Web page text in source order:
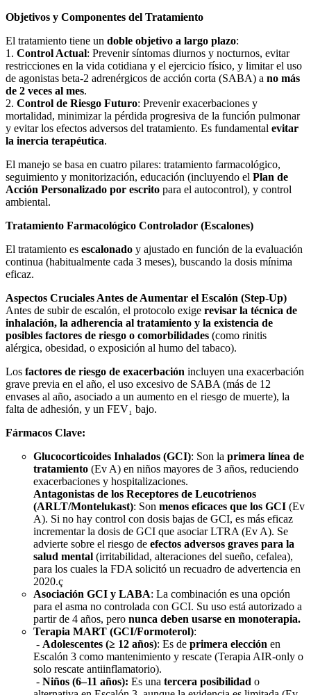
Objetivos y Componentes del Tratamiento
El tratamiento tiene un doble objetivo a largo plazo:
1. Control Actual: Prevenir síntomas diurnos y nocturnos, evitar
restricciones en la vida cotidiana y el ejercicio físico, y limitar el uso
de agonistas beta-2 adrenérgicos de acción corta (SABA) a no más
de 2 veces al mes.
2. Control de Riesgo Futuro: Prevenir exacerbaciones y
mortalidad, minimizar la pérdida progresiva de la función pulmonar
y evitar los efectos adversos del tratamiento. Es fundamental evitar
la inercia terapéutica.
El manejo se basa en cuatro pilares: tratamiento farmacológico,
seguimiento y monitorización, educación (incluyendo el Plan de
Acción Personalizado por escrito para el autocontrol), y control
ambiental.
Tratamiento Farmacológico Controlador (Escalones)
El tratamiento es escalonado y ajustado en función de la evaluación
continua (habitualmente cada 3 meses), buscando la dosis mínima
eficaz.
Aspectos Cruciales Antes de Aumentar el Escalón (Step-Up)
Antes de subir de escalón, el protocolo exige revisar la técnica de
inhalación, la adherencia al tratamiento y la existencia de
posibles factores de riesgo o comorbilidades (como rinitis
alérgica, obesidad, o exposición al humo del tabaco).
Los factores de riesgo de exacerbación incluyen una exacerbación
grave previa en el año, el uso excesivo de SABA (más de 12
envases al año, asociado a un aumento en el riesgo de muerte), la
falta de adhesión, y un FEV₁ bajo.
Fármacos Clave:
Glucocorticoides Inhalados (GCI): Son la primera línea de
tratamiento (Ev A) en niños mayores de 3 años, reduciendo
exacerbaciones y hospitalizaciones.
Antagonistas de los Receptores de Leucotrienos
(ARLT/Montelukast): Son menos eficaces que los GCI (Ev
A). Si no hay control con dosis bajas de GCI, es más eficaz
incrementar la dosis de GCI que asociar LTRA (Ev A). Se
advierte sobre el riesgo de efectos adversos graves para la
salud mental (irritabilidad, alteraciones del sueño, cefalea),
para los cuales la FDA solicitó un recuadro de advertencia en
2020.ç
Asociación GCI y LABA: La combinación es una opción
para el asma no controlada con GCI. Su uso está autorizado a
partir de 4 años, pero nunca deben usarse en monoterapia.
Terapia MART (GCI/Formoterol):
- Adolescentes (≥ 12 años): Es de primera elección en
Escalón 3 como mantenimiento y rescate (Terapia AIR-only o
solo rescate antiinflamatorio).
- Niños (6–11 años): Es una tercera posibilidad o